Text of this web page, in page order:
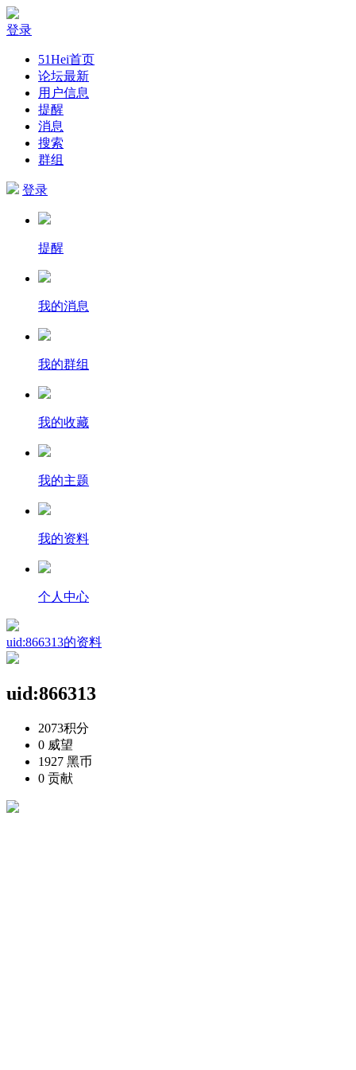
登录
51Hei首页
论坛最新
用户信息
提醒
消息
搜索
群组
登录
提醒
我的消息
我的群组
我的收藏
我的主题
我的资料
个人中心
uid:866313的资料
uid:866313
2073积分
0 威望
1927 黑币
0 贡献